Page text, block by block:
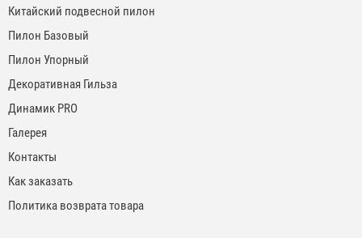
Китайский подвесной пилон
Пилон Базовый
Пилон Упорный
Декоративная Гильза
Динамик PRO
Галерея
Контакты
Как заказать
Политика возврата товара